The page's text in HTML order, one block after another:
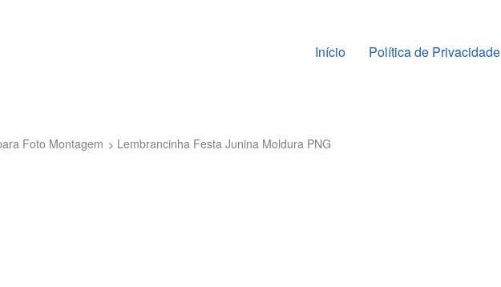
Pular para o conteúdo
Início Política de Privacidade
Foto Montagem Lembrancinha Festa Junina Moldura PNG